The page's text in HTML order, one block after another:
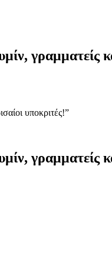
και
υποκριτές!”
και